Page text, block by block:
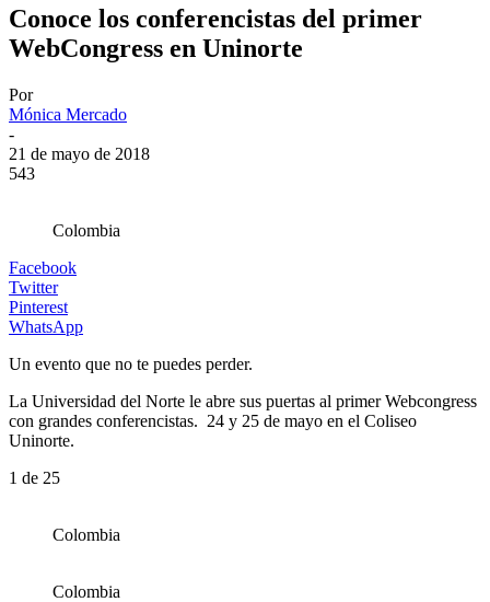
Conoce los conferencistas del primer
WebCongress en Uninorte
Por
Mónica Mercado
-
21 de mayo de 2018
543
Colombia
Facebook
Twitter
Pinterest
WhatsApp
Un evento que no te puedes perder.
La Universidad del Norte le abre sus puertas al primer Webcongress
con grandes conferencistas. 24 y 25 de mayo en el Coliseo
Uninorte.
1 de 25
Colombia
Colombia